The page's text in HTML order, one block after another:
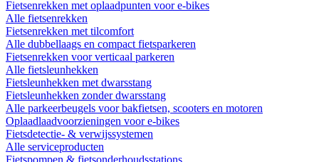
Fietsenrekken met oplaadpunten voor e-bikes
Alle fietsenrekken
Fietsenrekken met tilcomfort
Alle dubbellaags en compact fietsparkeren
Fietsenrekken voor verticaal parkeren
Alle fietsleunhekken
Fietsleunhekken met dwarsstang
Fietsleunhekken zonder dwarsstang
Alle parkeerbeugels voor bakfietsen, scooters en motoren
Oplaadlaadvoorzieningen voor e-bikes
Fietsdetectie- & verwijssystemen
Alle serviceproducten
Fietspompen & fietsonderhoudsstations